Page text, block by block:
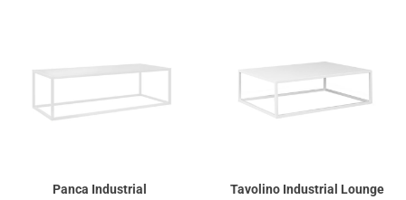
Panca Industrial Tavolino Industrial Lounge